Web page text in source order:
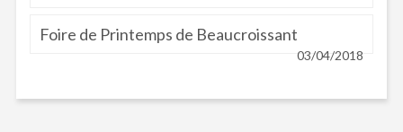
Foire de Printemps de Beaucroissant
03/04/2018